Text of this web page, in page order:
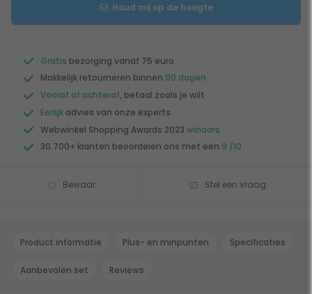
Houd mij op de hoogte
Gratis bezorging vanaf 75 euro
Makkelijk retourneren binnen 90 dagen
Vooraf of achteraf, betaal zoals je wilt
Eerlijk advies van onze experts
Webwinkel Shopping Awards 2023 winaars
30.700+ klanten beoordelen ons met een 9 /10
Bewaar Stel een vraag
Product informatie Plus- en minpunten Specificaties
Aanbevolen set Reviews